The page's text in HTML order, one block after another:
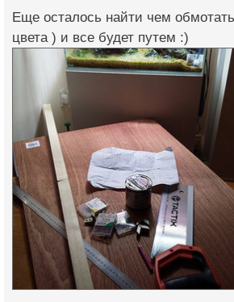
Еще осталось найти чем
цвета ) и все будет путем :)